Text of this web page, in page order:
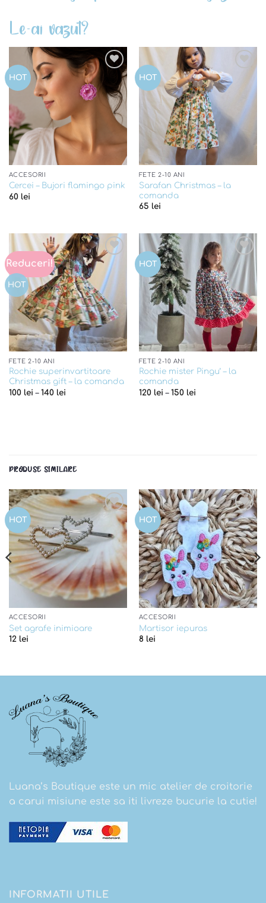
Le-ai vazut?
HOT
Add to
wishlist
ACCESORII
Cercei – Bujori flamingo pink
60 lei
HOT
Add to
wishlist
FETE 2-10 ANI
Sarafan Christmas – la
comanda
65 lei
Reduceri!
HOT
Add to
wishlist
FETE 2-10 ANI
Rochie superinvartitoare
Christmas gift – la comanda
100 lei – 140 lei
HOT
Add to
wishlist
FETE 2-10 ANI
Rochie mister Pingu’ – la
comanda
120 lei – 150 lei
PRODUSE SIMILARE
HOT
Add to
wishlist
ACCESORII
Set agrafe inimioare
12 lei
HOT
Add to
wishlist
ACCESORII
Martisor iepuras
8 lei
Luana’s Boutique este un mic atelier de croitorie
a carui misiune este sa iti livreze bucurie la cutie!
INFORMATII UTILE